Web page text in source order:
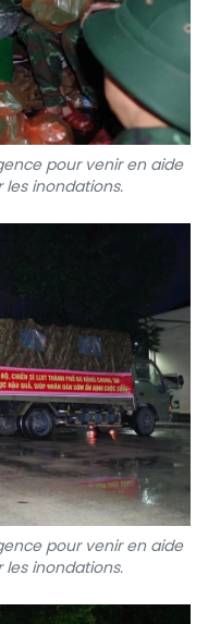
pour venir en aide
inondations.
pour venir en aide
inondations.